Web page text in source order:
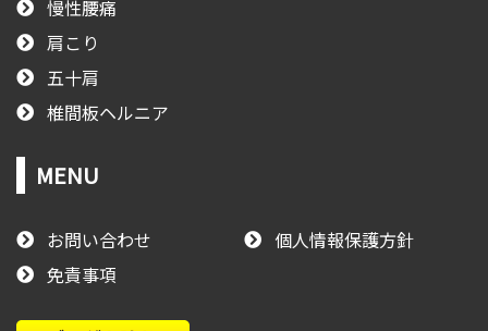
慢性腰痛
肩こり
五十肩
椎間板ヘルニア
MENU
お問い合わせ
個人情報保護方針
免責事項